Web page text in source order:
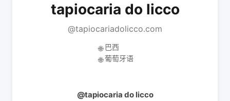
tapiocaria do licco
@tapiocariadolicco.com
🌐 巴西
🌐 葡萄牙语
@tapiocaria do licco